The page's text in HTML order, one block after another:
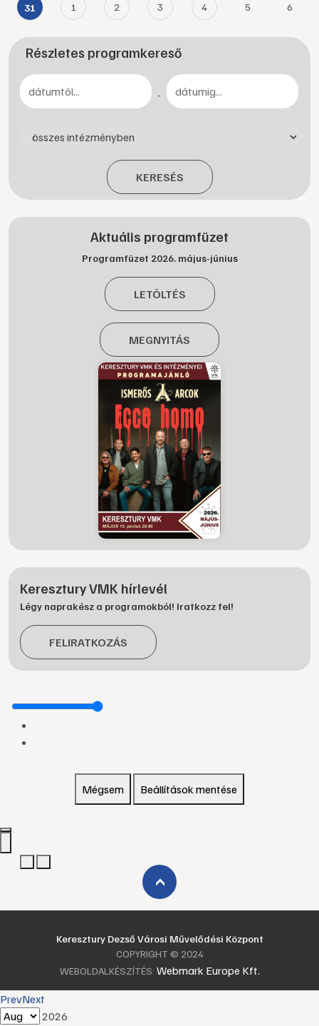
31 1 2 3 4 5 6
Részletes programkereső
-
KERESÉS
Aktuális programfüzet
Programfüzet 2026. május-június
LETÖLTÉS
MEGNYITÁS
Keresztury VMK hírlevél
Légy naprakész a programokból! Iratkozz fel!
FELIRATKOZÁS
Mégsem Beállítások mentése
›
Keresztury Dezső Városi Művelődési Központ
COPYRIGHT © 2024
WEBOLDALKÉSZÍTÉS: Webmark Europe Kft.
PrevNext
2026